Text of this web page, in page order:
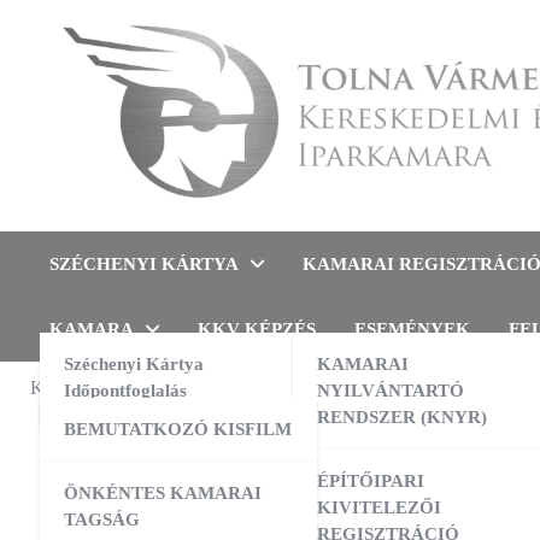
Tolna Vármegyei
SZÉCHENYI KÁRTYA
Széchenyi Kártya
Időpontfoglalás
KAMARAI REGISZTRÁCIÓ
KAMARAI
NYILVÁNTARTÓ
RENDSZER (KNYR)
ÉPÍTŐIPARI
KIVITELEZŐI
REGISZTRÁCIÓ
KAMARA
BEMUTATKOZÓ KISFILM
ÖNKÉNTES KAMARAI
TAGSÁG
KKV KÉPZÉS ESEMÉNYEK
KAMARAI ESEMÉNYEK
AI a nyelvtanulás szolgálatában –
gyakorlati workshop